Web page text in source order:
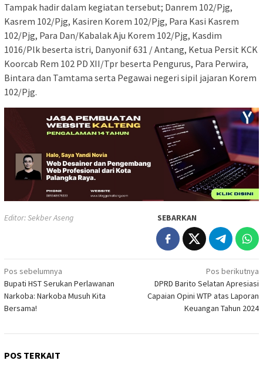
Tampak hadir dalam kegiatan tersebut; Danrem 102/Pjg,
Kasrem 102/Pjg, Kasiren Korem 102/Pjg, Para Kasi Kasrem
102/Pjg, Para Dan/Kabalak Aju Korem 102/Pjg, Kasdim
1016/Plk beserta istri, Danyonif 631 / Antang, Ketua Persit KCK
Koorcab Rem 102 PD XII/Tpr beserta Pengurus, Para Perwira,
Bintara dan Tamtama serta Pegawai negeri sipil jajaran Korem
102/Pjg.
Editor: Sekber Aseng SEBARKAN
Navigasi
pos
Pos sebelumnya
Bupati HST Serukan Perlawanan
Narkoba: Narkoba Musuh Kita
Bersama!
Pos berikutnya
DPRD Barito Selatan Apresiasi
Capaian Opini WTP atas Laporan
Keuangan Tahun 2024
POS TERKAIT